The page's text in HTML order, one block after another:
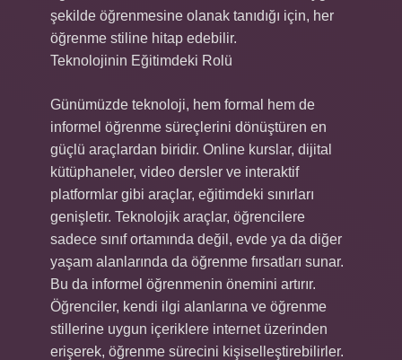
şekilde öğrenmesine olanak tanıdığı için, her
öğrenme stiline hitap edebilir.
Teknolojinin Eğitimdeki Rolü
Günümüzde teknoloji, hem formal hem de
informel öğrenme süreçlerini dönüştüren en
güçlü araçlardan biridir. Online kurslar, dijital
kütüphaneler, video dersler ve interaktif
platformlar gibi araçlar, eğitimdeki sınırları
genişletir. Teknolojik araçlar, öğrencilere
sadece sınıf ortamında değil, evde ya da diğer
yaşam alanlarında da öğrenme fırsatları sunar.
Bu da informel öğrenmenin önemini artırır.
Öğrenciler, kendi ilgi alanlarına ve öğrenme
stillerine uygun içeriklere internet üzerinden
erişerek, öğrenme sürecini kişiselleştirebilirler.